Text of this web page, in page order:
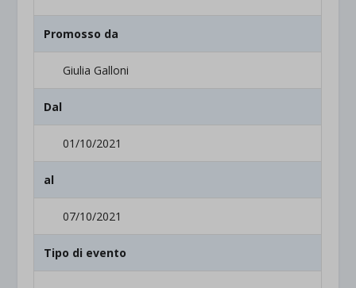
Promosso da
Giulia Galloni
Dal
01/10/2021
al
07/10/2021
Tipo di evento